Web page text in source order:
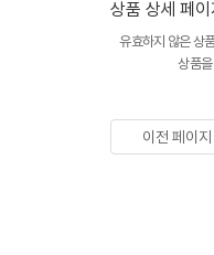
상품 상세 페
유효하지 않은 상
상품
이전 페이지